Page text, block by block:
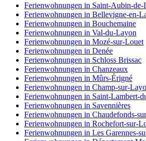
Ferienwohnungen in Saint-Aubin-de-
Ferienwohnungen in Bellevigne-en-
Ferienwohnungen in Bouchemaine
Ferienwohnungen in Val-du-Layon
Ferienwohnungen in Mozé-sur-Louet
Ferienwohnungen in Denée
Ferienwohnungen in Schloss Brissac
Ferienwohnungen in Chanzeaux
Ferienwohnungen in Mûrs-Érigné
Ferienwohnungen in Champ-sur-
Ferienwohnungen in Saint-Lambert-
Ferienwohnungen in Savennières
Ferienwohnungen in Chaudefonds-
Ferienwohnungen in Rochefort-sur-
Ferienwohnungen in Les Garennes-